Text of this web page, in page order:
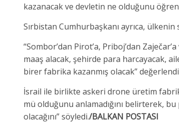
kazanacak ve devletin ne olduğunu
Sırbistan Cumhurbaşkanı ayrıca,
“Sombor’dan Pirot’a, Priboj’dan
maaş alacak, şehirde para harcayacak,
birer fabrika kazanmış olacak”
İsrail ile birlikte askeri drone üretim
mü olduğunu anlamadığını belirterek,
olacağını” söyledi./BALKAN POSTASI